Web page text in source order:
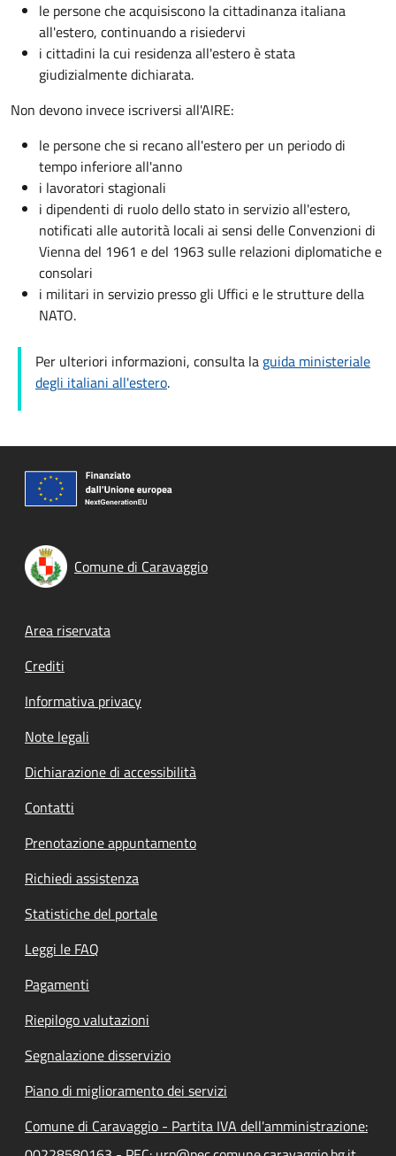
le persone che acquisiscono la cittadinanza italiana
all'estero, continuando a risiedervi
i cittadini la cui residenza all'estero è stata
giudizialmente dichiarata.
Non devono invece iscriversi all'AIRE:
le persone che si recano all'estero per un periodo di
tempo inferiore all'anno
i lavoratori stagionali
i dipendenti di ruolo dello stato in servizio all'estero,
notificati alle autorità locali ai sensi delle Convenzioni di
Vienna del 1961 e del 1963 sulle relazioni diplomatiche e
consolari
i militari in servizio presso gli Uffici e le strutture della
NATO.
Per ulteriori informazioni, consulta la guida ministeriale
degli italiani all'estero.
Comune di Caravaggio
Footer menu
Area riservata
Crediti
Informativa privacy
Note legali
Dichiarazione di accessibilità
Contatti
Prenotazione appuntamento
Richiedi assistenza
Statistiche del portale
Leggi le FAQ
Pagamenti
Riepilogo valutazioni
Segnalazione disservizio
Piano di miglioramento dei servizi
Comune di Caravaggio - Partita IVA dell'amministrazione: